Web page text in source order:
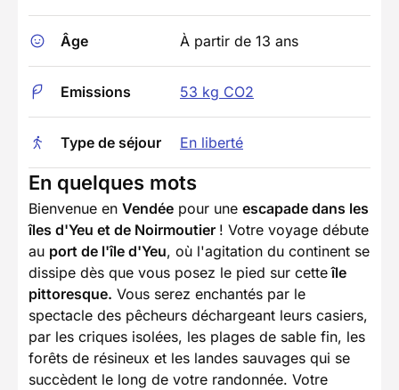
Âge À partir de 13 ans
Emissions 53 kg CO2
Type de séjour En liberté
En quelques mots
Bienvenue en Vendée pour une escapade dans les
îles d'Yeu et de Noirmoutier ! Votre voyage débute
au port de l'île d'Yeu, où l'agitation du continent se
dissipe dès que vous posez le pied sur cetteîle
pittoresque. Vous serez enchantés par le
spectacle des pêcheurs déchargeant leurs casiers,
par les criques isolées, les plages de sable fin, les
forêts de résineux et les landes sauvages qui se
succèdent le long de votre randonnée. Votre